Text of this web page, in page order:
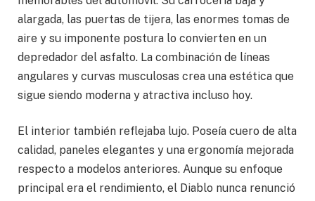
alargada, las puertas de tijera, las enormes tomas de
aire y su imponente postura lo convierten en un
depredador del asfalto. La combinación de líneas
angulares y curvas musculosas crea una estética que
sigue siendo moderna y atractiva incluso hoy.
El interior también reflejaba lujo. Poseía cuero de alta
calidad, paneles elegantes y una ergonomía mejorada
respecto a modelos anteriores. Aunque su enfoque
principal era el rendimiento, el Diablo nunca renunció